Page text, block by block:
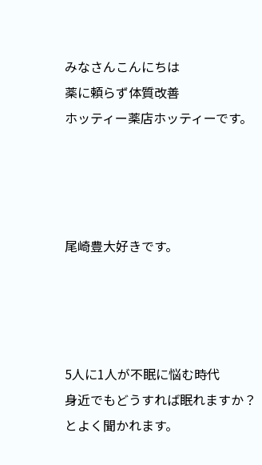
みなさんこんにちは
薬に頼らず体質改善
ホッティー薬店ホッティーです。
尾崎豊大好きです。
5人に1人が不眠に悩む時代
身近でもどうすれば眠れますか？
とよく聞かれます。